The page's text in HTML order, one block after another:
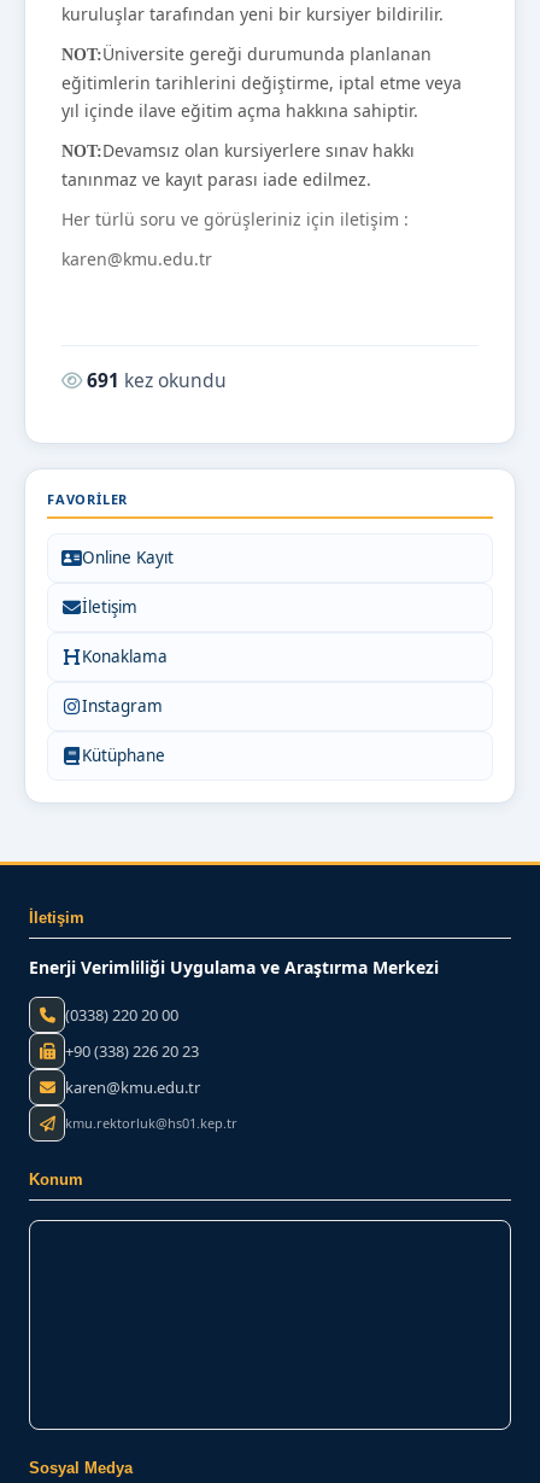
kuruluşlar tarafından yeni bir kursiyer bildirilir.
NOT:Üniversite gereği durumunda planlanan
eğitimlerin tarihlerini değiştirme, iptal etme veya
yıl içinde ilave eğitim açma hakkına sahiptir.
NOT:Devamsız olan kursiyerlere sınav hakkı
tanınmaz ve kayıt parası iade edilmez.
Her türlü soru ve görüşleriniz için iletişim :
karen@kmu.edu.tr
Okunma sayısı:
691 kez okundu
FAVORILER
Online Kayıt
İletişim
Konaklama
Instagram
Kütüphane
İletişim
Enerji Verimliliği Uygulama ve Araştırma Merkezi
(0338) 220 20 00
+90 (338) 226 20 23
karen@kmu.edu.tr
kmu.rektorluk@hs01.kep.tr
Konum
Sosyal Medya